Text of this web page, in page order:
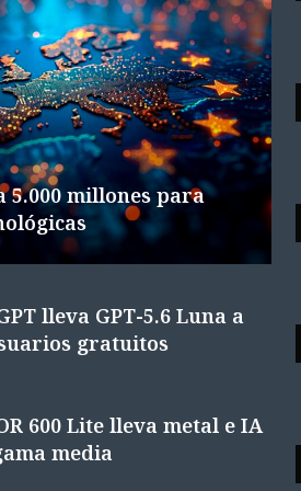
cambia de mando
carrera de IA
4 MINS. LECTURA
5.000 millones para
lleva GPT-5.6 Luna a
gratuitos
600 Lite lleva metal e IA
media